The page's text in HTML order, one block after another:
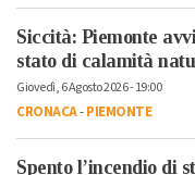
Siccità: Piemonte
stato di calamità
Giovedì, 6 Agosto 2026 - 19:00
CRONACA-PIEMONTE
Spento l’incendio di